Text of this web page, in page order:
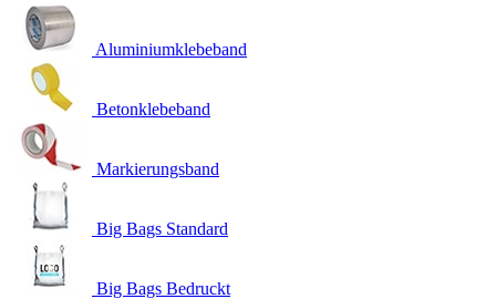
Aluminiumklebeband
Betonklebeband
Markierungsband
Big Bags Standard
Big Bags Bedruckt